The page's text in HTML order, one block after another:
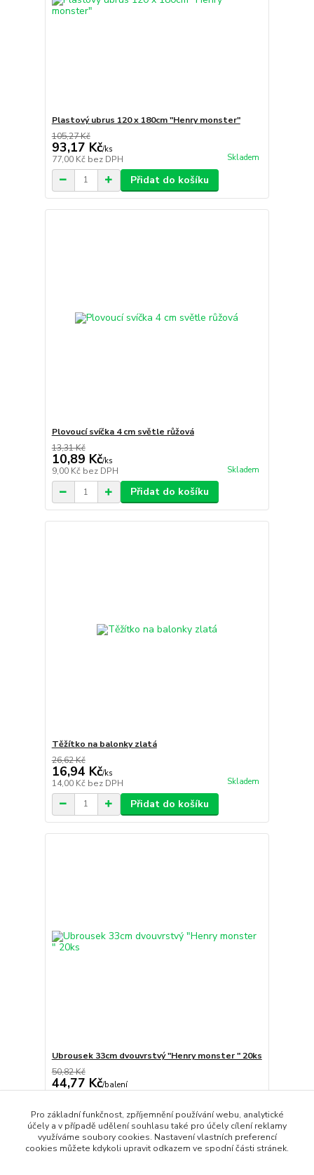
Plastový ubrus 120 x 180cm "Henry monster"
105,27 Kč
93,17 Kč/ks
77,00 Kč bez DPH Skladem
Přidat do košíku
Plovoucí svíčka 4 cm světle růžová
13,31 Kč
10,89 Kč/ks
9,00 Kč bez DPH Skladem
Přidat do košíku
Těžítko na balonky zlatá
26,62 Kč
16,94 Kč/ks
14,00 Kč bez DPH Skladem
Přidat do košíku
Ubrousek 33cm dvouvrstvý "Henry monster " 20ks
50,82 Kč
44,77 Kč/balení
Skladem
Přidat do košíku
Pro základní funkčnost, zpříjemnění používání webu, analytické
účely a v případě udělení souhlasu také pro účely cílení reklamy
využíváme soubory cookies. Nastavení vlastních preferencí
cookies můžete kdykoli upravit odkazem ve spodní části stránek.